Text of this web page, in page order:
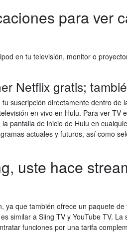
para ver
en tu televisión, monitor o
Netflix gratis;
suscripción directamente dentro de
en vivo en Hulu. Para ver TV
pantalla de inicio de Hulu en
actuales y futuros, así como
uste hace
ya que también ofrece un paquete
similar a Sling TV y YouTube TV.
funciones por una tarifa